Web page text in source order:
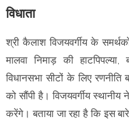
विधाता
श्री कैलाश विजयवर्गीय के
मालवा निमाड़ की
विधानसभा सीटों के लिए रणनीति
को सौंपी है। विजयवर्गीय
करेंगे। बताया जा रहा है कि इस